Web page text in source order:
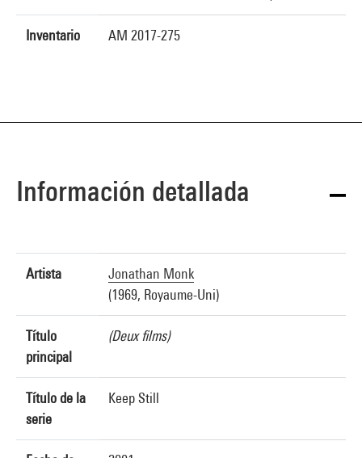
Inventario AM 2017-275
Información detallada
Artista
Jonathan Monk
(1969, Royaume-Uni)
Título
principal
(Deux films)
Título de la
serie
Keep Still